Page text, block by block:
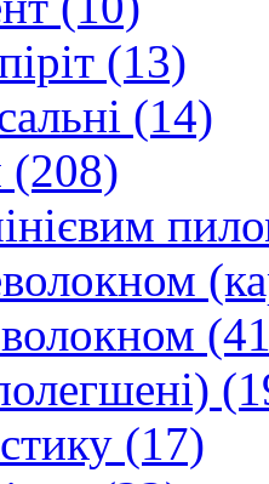
(13)
(14)
(208)
(17)